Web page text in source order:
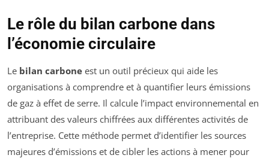
Le rôle du bilan carbone dans
l’économie circulaire
Le bilan carbone est un outil précieux qui aide les
organisations à comprendre et à quantifier leurs émissions
de gaz à effet de serre. Il calcule l’impact environnemental en
attribuant des valeurs chiffrées aux différentes activités de
l’entreprise. Cette méthode permet d’identifier les sources
majeures d’émissions et de cibler les actions à mener pour